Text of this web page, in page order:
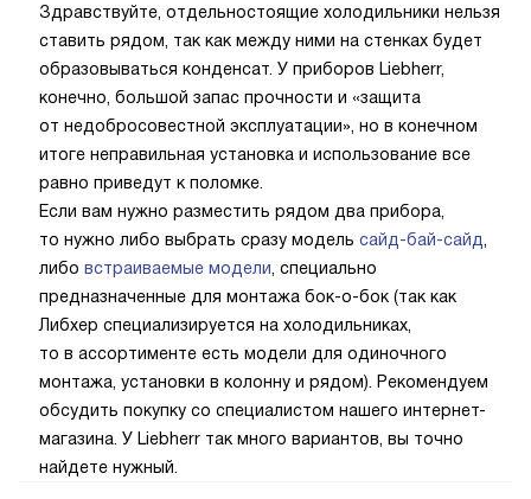
Здравствуйте, отдельностоящие холодильники нельзя
ставить рядом, так как между ними на стенках будет
образовываться конденсат. У приборов Liebherr,
конечно, большой запас прочности и «защита
от недобросовестной эксплуатации», но в конечном
итоге неправильная установка и использование все
равно приведут к поломке.
Если вам нужно разместить рядом два прибора,
то нужно либо выбрать сразу модель сайд-бай-сайд
либо встраиваемые модели , специально
предназначенные для монтажа бок-о-бок (так как
Либхер специализируется на холодильниках,
то в ассортименте есть модели для одиночного
монтажа, установки в колонну и рядом). Рекомендуем
обсудить покупку со специалистом нашего интернет-
магазина. У Liebherr так много вариантов, вы точно
найдете нужный.